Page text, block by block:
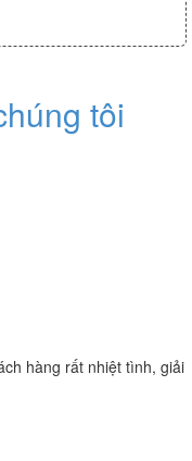
tôi
hàng rất nhiệt tình, giải